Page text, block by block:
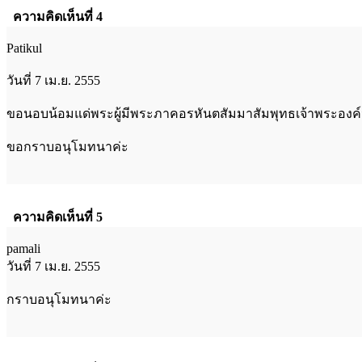
ความคิดเห็นที่ 4
Patikul
วันที่ 7 เม.ย. 2555
ขอนอบน้อมแด่พระผู้มีพระภาคอรหันตสัมมาสัมพุทธเจ้าพระอง
ขอกราบอนุโมทนาค่ะ
ความคิดเห็นที่ 5
pamali
วันที่ 7 เม.ย. 2555
กราบอนุโมทนาค่ะ